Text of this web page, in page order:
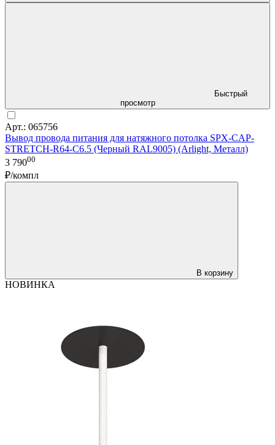
Быстрый
просмотр
Арт.: 065756
Вывод провода питания для натяжного потолка SPX-CAP-
STRETCH-R64-C6.5 (Черный RAL9005) (Arlight, Металл)
3 79000
₽/компл
В корзину
НОВИНКА